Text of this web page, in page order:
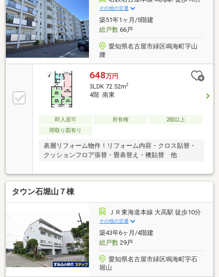
癒しの存在であるペットと共に暮らせるマンションで
す♪＝＝＝＝＝＝＝＝＝＝＝＝＝＝＝＝＝＝＝＝＝＝
＝＝＝
その他の交通
築51年1ヶ月/5階建
総戸数66戸
愛知県名古屋市緑区鳴海町字山
腰
648万円
3LDK 72.52m2
4階 南東
即入居可 所有権
2階以上
間取り図有り
表層リフォーム物件！リフォーム内容・クロス貼替・
クッションフロア張替・畳表替え・襖貼替 他
タウン石堀山７棟
ＪＲ東海道本線 大高駅 徒歩10分
その他の交通
築43年6ヶ月/4階建
総戸数29戸
愛知県名古屋市緑区鳴海町字石
堀山